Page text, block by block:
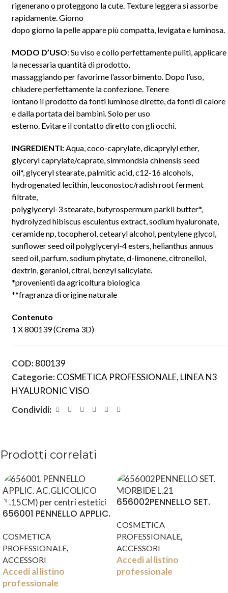
rigenerano o proteggono la cute. Texture leggera si assorbe
rapidamente. Giorno
dopo giorno la pelle appare più compatta, levigata e luminosa.
MODO D’USO: Su viso e collo perfettamente puliti, applicare
la necessaria quantità di prodotto,
massaggiando per favorirne l’assorbimento. Dopo l’uso,
chiudere perfettamente la confezione. Tenere
lontano il prodotto da fonti luminose dirette, da fonti di calore
e dalla portata dei bambini. Solo per uso
esterno. Evitare il contatto diretto con gli occhi.
INGREDIENTI:Aqua, coco-caprylate, dicaprylyl ether,
glyceryl caprylate/caprate, simmondsia chinensis seed
oil*, glyceryl stearate, palmitic acid, c12-16 alcohols,
hydrogenated lecithin, leuconostoc/radish root ferment
filtrate,
polyglyceryl-3 stearate, butyrospermum parkii butter*,
hydrolyzed hibiscus esculentus extract, sodium hyaluronate,
ceramide np, tocopherol, cetearyl alcohol, pentylene glycol,
sunflower seed oil polyglyceryl-4 esters, helianthus annuus
seed oil, parfum, sodium phytate, d-limonene, citronellol,
dextrin, geraniol, citral, benzyl salicylate.
*provenienti da agricoltura biologica
**fragranza di origine naturale
Contenuto
1 X 800139 (Crema 3D)
COD:800139
Categorie:COSMETICA PROFESSIONALE, LINEA N3
HYALURONIC VISO
Condividi:
Prodotti correlati
656001 PENNELLO APPLIC.
COSMETICA
PROFESSIONALE,
ACCESSORI
Accedi al listino
professionale
656002PENNELLO SET.
COSMETICA
PROFESSIONALE,
ACCESSORI
Accedi al listino
professionale